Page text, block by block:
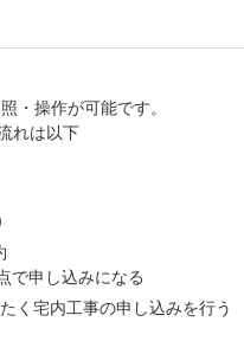
・操作が可能です。
れは以下
で申し込みになる
く宅内工事の申し込みを行う